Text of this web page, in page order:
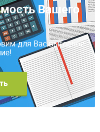
Вашего
для Вас выгодное